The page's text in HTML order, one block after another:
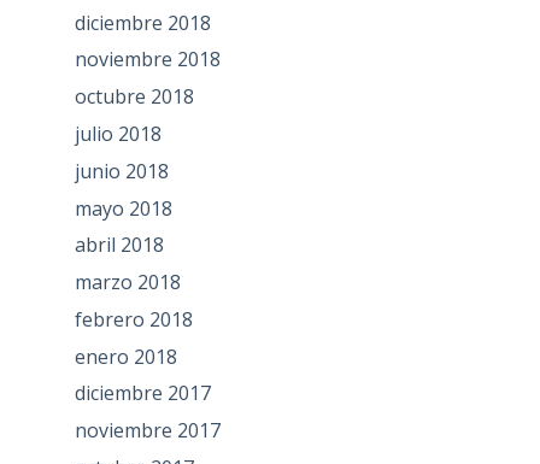
diciembre 2018
noviembre 2018
octubre 2018
julio 2018
junio 2018
mayo 2018
abril 2018
marzo 2018
febrero 2018
enero 2018
diciembre 2017
noviembre 2017